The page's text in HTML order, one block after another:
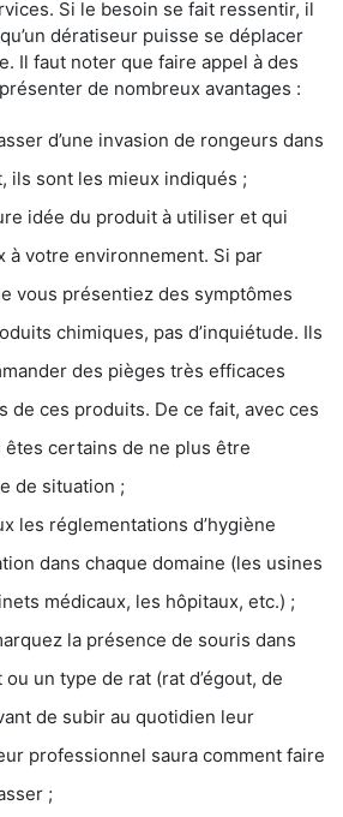
Si le besoin se fait ressentir, il
dératiseur puisse se déplacer
Il faut noter que faire appel à des
de nombreux avantages :
d’une invasion de rongeurs dans
ils sont les mieux indiqués ;
idée du produit à utiliser et qui
à votre environnement. Si par
vous présentiez des symptômes
chimiques, pas d’inquiétude. Ils
des pièges très efficaces
de ces produits. De ce fait, avec ces
certains de ne plus être
de situation ;
les réglementations d’hygiène
dans chaque domaine (les usines
médicaux, les hôpitaux, etc.) ;
la présence de souris dans
un type de rat (rat d’égout, de
de subir au quotidien leur
professionnel saura comment faire
;